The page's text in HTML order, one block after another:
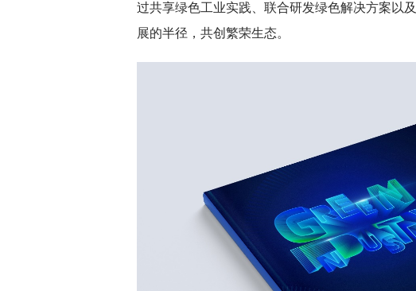
过共享绿色工业实践、联合研发绿色解决方案以
展的半径，共创繁荣生态。